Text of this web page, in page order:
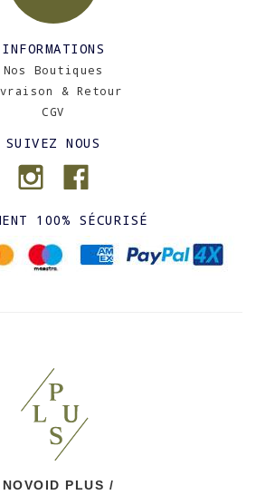
INFORMATIONS
Nos Boutiques
& Retour
CGV
SUIVEZ NOUS
100% SÉCURISÉ
PLUS /